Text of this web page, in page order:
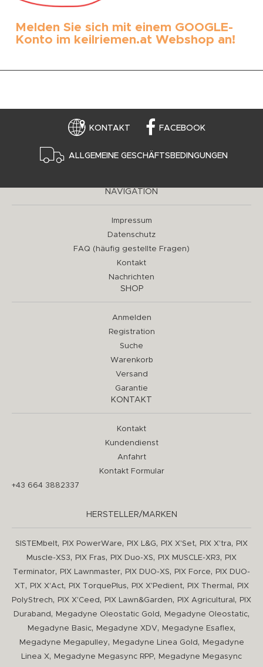
Melden Sie sich mit einem GOOGLE-
Konto im keilriemen.at Webshop an!
KONTAKT FACEBOOK
ALLGEMEINE GESCHÄFTSBEDINGUNGEN
NAVIGATION
Impressum
Datenschutz
FAQ (häufig gestellte Fragen)
Kontakt
Nachrichten
SHOP
Anmelden
Registration
Suche
Warenkorb
Versand
Garantie
KONTAKT
Kontakt
Kundendienst
Anfahrt
Kontakt Formular
+43 664 3882337
HERSTELLER/MARKEN
SISTEMbelt, PIX PowerWare, PIX L&G, PIX X'Set, PIX X'tra,
PIX
Muscle-XS3, PIX Fras, PIX Duo-XS, PIX MUSCLE-XR3,
PIX
Terminator, PIX Lawnmaster, PIX DUO-XS, PIX Force,
PIX DUO-
XT, PIX X'Act, PIX TorquePlus, PIX X'Pedient, PIX Thermal ,
PIX
PolyStrech, PIX X'Ceed , PIX Lawn&Garden, PIX Agricultural ,
PIX
Duraband , Megadyne Oleostatic Gold , Megadyne Oleostatic,
Megadyne Basic, Megadyne XDV, Megadyne Esaflex,
Megadyne Megapulley, Megadyne Linea Gold ,
Megadyne
Linea X, Megadyne Megasync RPP,
Megadyne Megasync